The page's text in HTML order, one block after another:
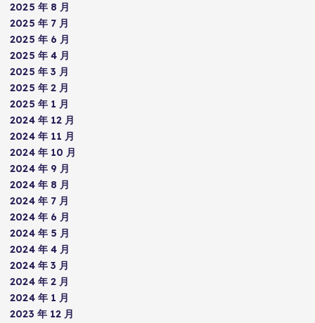
2025 年 8 月
2025 年 7 月
2025 年 6 月
2025 年 4 月
2025 年 3 月
2025 年 2 月
2025 年 1 月
2024 年 12 月
2024 年 11 月
2024 年 10 月
2024 年 9 月
2024 年 8 月
2024 年 7 月
2024 年 6 月
2024 年 5 月
2024 年 4 月
2024 年 3 月
2024 年 2 月
2024 年 1 月
2023 年 12 月